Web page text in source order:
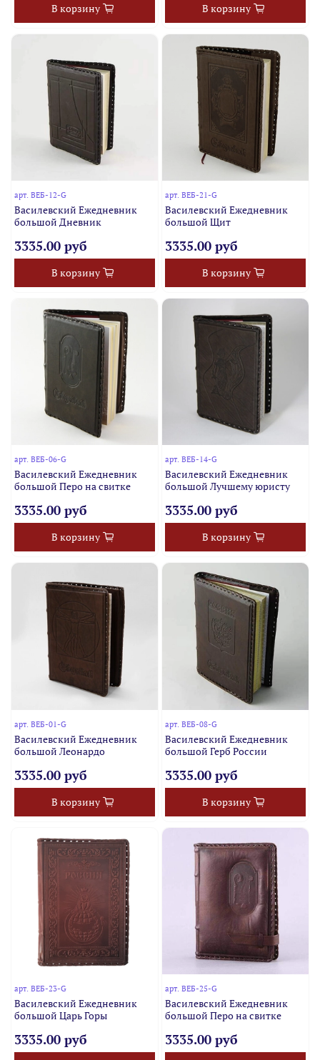
В корзину В корзину
арт.ВЕБ-12-G
Василевский Ежедневник
большой Дневник
3335.00 руб
В корзину
арт. ВЕБ-21-G
Василевский Ежедневник
большой Щит
3335.00 руб
В корзину
арт.ВЕБ-06-G
Василевский Ежедневник
большой Перо на свитке
3335.00 руб
В корзину
арт. ВЕБ-14-G
Василевский Ежедневник
большой Лучшему юристу
3335.00 руб
В корзину
арт.ВЕБ-01-G
Василевский Ежедневник
большой Леонардо
3335.00 руб
В корзину
арт. ВЕБ-08-G
Василевский Ежедневник
большой Герб России
3335.00 руб
В корзину
арт.ВЕБ-23-G
Василевский Ежедневник
большой Царь Горы
3335.00 руб
арт. ВЕБ-25-G
Василевский Ежедневник
большой Перо на свитке
3335.00 руб